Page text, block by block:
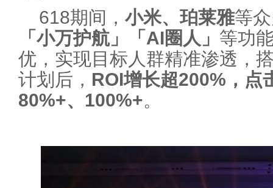
618期间， 小米、珀莱雅等
「小万护航」「AI圈人」 等功
优，实现目标人群精准渗透，
计划后， ROI增长超200%，点
80%+、100%+。